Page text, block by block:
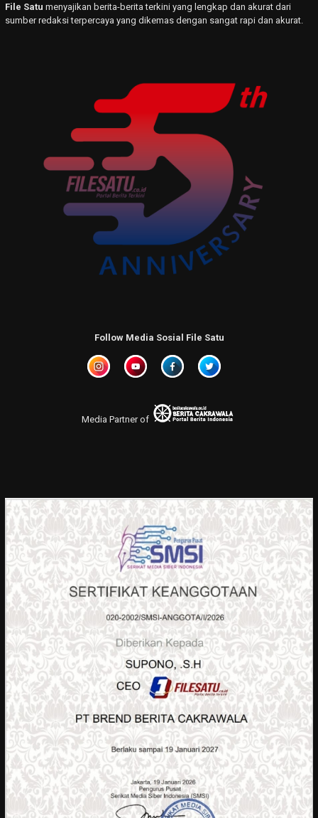
File Satu menyajikan berita-berita terkini yang lengkap dan akurat dari
sumber redaksi terpercaya yang dikemas dengan sangat rapi dan akurat.
Follow Media Sosial File Satu
Media Partner of